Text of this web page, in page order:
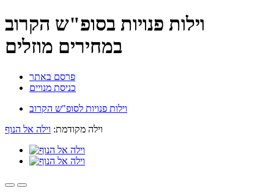
וילות פנויות בסופ"ש הקרוב
במחירים מוזלים
פרסם באתר
כניסת מנויים
וילות פנויות לסופ"ש הקרוב
וילה מקודמת: וילה אל הנוף